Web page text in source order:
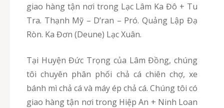
giao hàng tận nơi trong Lạc Lâm Ka Đô + Tu
Tra. Thạnh Mỹ – D’ran – Pró. Quảng Lập Đạ
Ròn. Ka Đơn (Deune) Lạc Xuân.
Tại Huyện Đức Trọng của Lâm Đồng, chúng
tôi chuyên phân phối chả cá chiên chợ, xe
bánh mì chả cá và máy ép chả cá. Chúng tôi có
giao hàng tận nơi trong Hiệp An + Ninh Loan